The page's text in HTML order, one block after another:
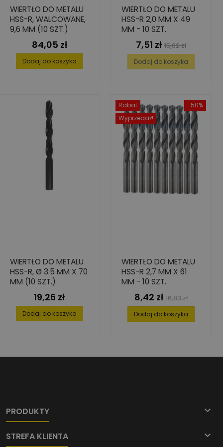
WIERTŁO DO METALU
HSS-R, WALCOWANE,
9,6 MM (10 SZT.)
Cena
84,05 zł
Dodaj do koszyka
WIERTŁO DO METALU
HSS-R 2,0 MM X 49
MM - 10 SZT.
Cena
7,51 zł Cena
podstawowa
15,02 zł
Dodaj do koszyka
WIERTŁO DO METALU
HSS-R, Ø 3.5 MM X 70
MM (10 SZT.)
Cena
19,26 zł
Dodaj do koszyka
-50%
Rabat
Wyprzedaż!
WIERTŁO DO METALU
HSS-R 2,7 MM X 61
MM - 10 SZT.
Cena
8,42 zł Cena
podstawowa
16,83 zł
Dodaj do koszyka
PRODUKTY 
STREFA KLIENTA 